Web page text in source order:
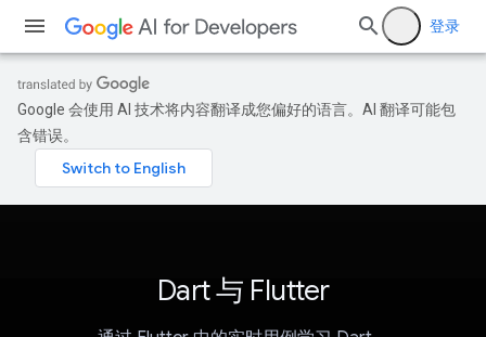
登录
Google 会使用 AI 技术将内容翻译成您偏好的语言。AI 翻译可能包
含错误。
Dart 与 Flutter